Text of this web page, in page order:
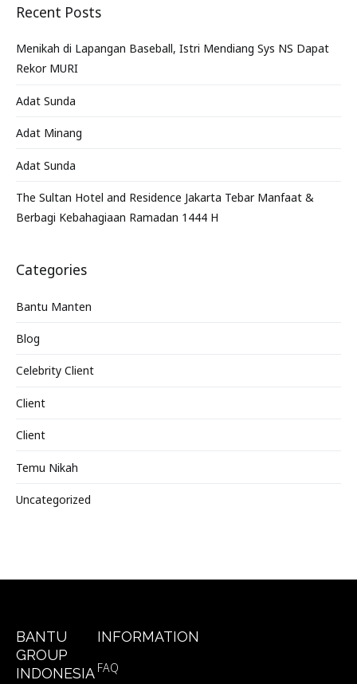
Recent Posts
Menikah di Lapangan Baseball, Istri Mendiang Sys NS Dapat
Rekor MURI
Adat Sunda
Adat Minang
Adat Sunda
The Sultan Hotel and Residence Jakarta Tebar Manfaat &
Berbagi Kebahagiaan Ramadan 1444 H
Categories
Bantu Manten
Blog
Celebrity Client
Client
Client
Temu Nikah
Uncategorized
BANTU
GROUP
INDONESIA
INFORMATION
FAQ